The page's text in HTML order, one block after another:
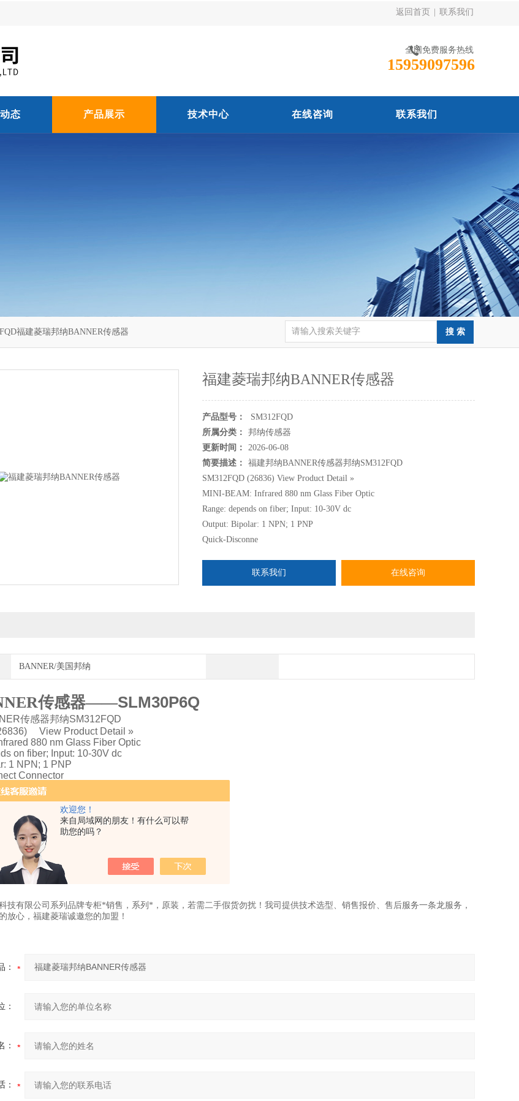
欢迎您！
来自局域网的朋友！有什么可以帮
助您的吗？
返回首页 联系我们
全国免费服务热线
15959097596
态 产品展示 技术中心 在线咨询 联系我们
福建菱瑞邦纳BANNER传感器
福建菱瑞邦纳BANNER传感器
产品型号：
SM312FQD
所属分类：
邦纳传感器
更新时间：
2026-06-08
简要描述：
福建邦纳BANNER传感器邦纳SM312FQD
SM312FQD (26836) View Product Detail »
MINI-BEAM: Infrared 880 nm Glass Fiber Optic
Range: depends on fiber; Input: 10-30V dc
Output: Bipolar: 1 NPN; 1 PNP
Quick-Disconne
联系我们 在线咨询
BANNER/美国邦纳
传感器——SLM30P6Q
传感器邦纳SM312FQD
View Product Detail »
880 nm Glass Fiber Optic
on fiber; Input: 10-30V dc
1 NPN; 1 PNP
Connector
有德国系列：SICK、FESTO、SIEMENS、
PISCO、SMC、OMURON欧姆龙、小金井KOGANEI、CKD
BANNER邦纳、
太诺E.MC、
经销商；
普士等众多国外进口
蔡/
技有限公司系列品牌专柜*销售，系列*，原装，若需二手假货勿扰！我司提供技术选型、销售报价、售后服务一条龙服务，
放心，福建菱瑞诚邀您的加盟！
：
：
：
：